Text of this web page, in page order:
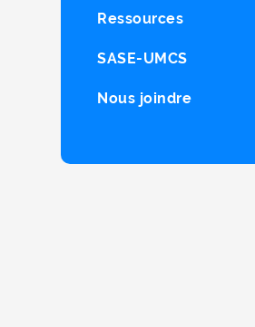
Ressources
SASE-UMCS
Nous joindre